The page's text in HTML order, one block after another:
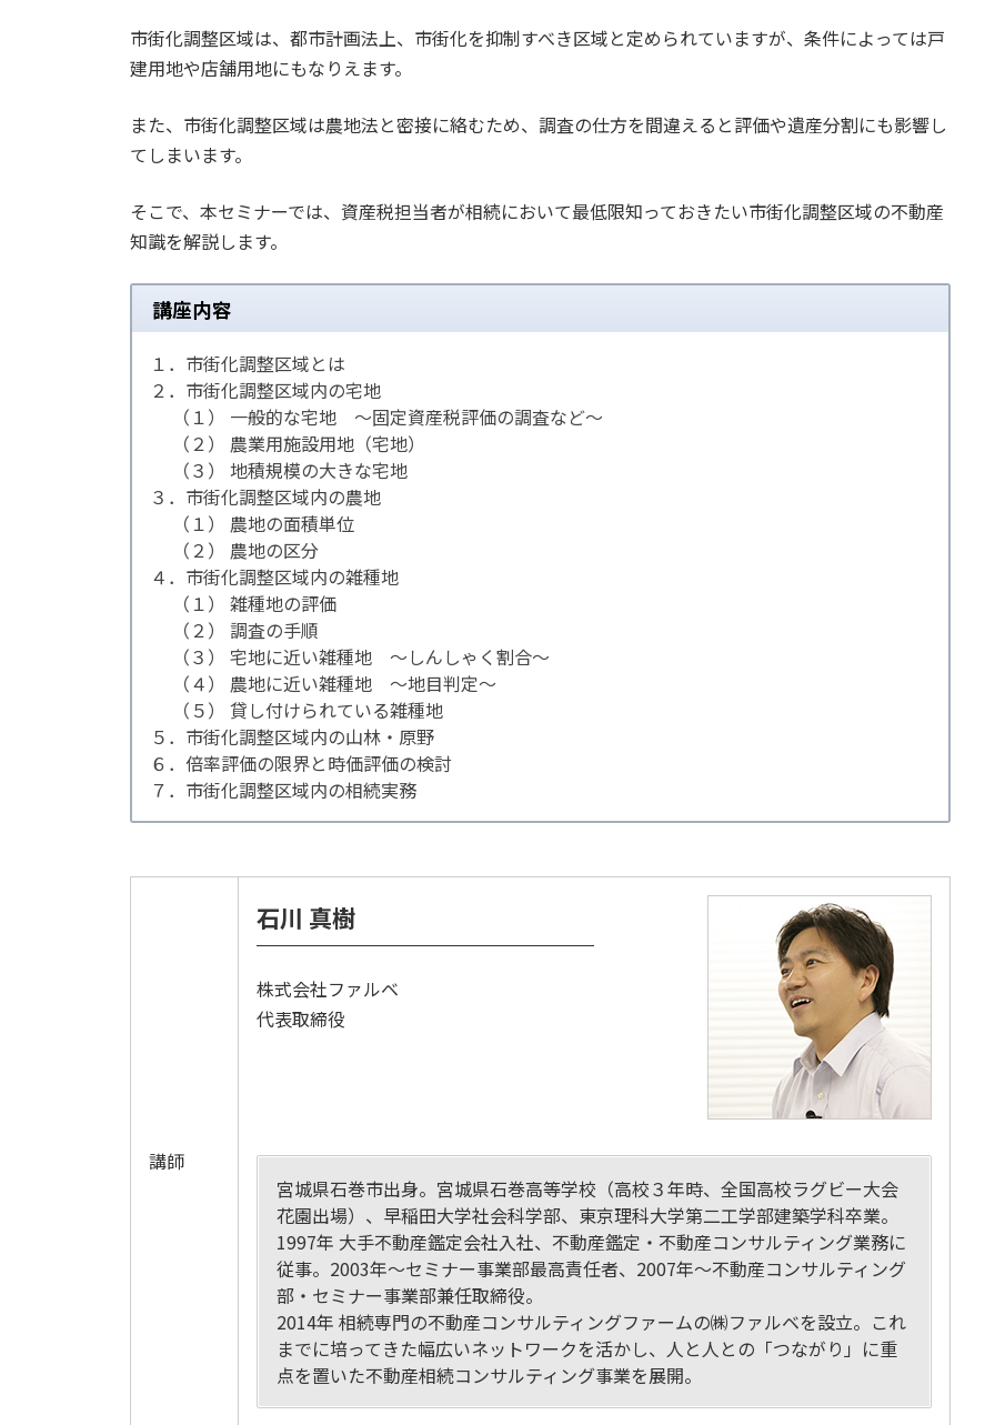
市街化調整区域は、都市計画法上、市街化を抑制すべき区域と定められていますが、条件によっては戸
建用地や店舗用地にもなりえます。
また、市街化調整区域は農地法と密接に絡むため、調査の仕方を間違えると評価や遺産分割にも影響し
てしまいます。
そこで、本セミナーでは、資産税担当者が相続において最低限知っておきたい市街化調整区域の不動産
知識を解説します。
講座内容
１．市街化調整区域とは
２．市街化調整区域内の宅地
（１） 一般的な宅地 ～固定資産税評価の調査など～
（２） 農業用施設用地（宅地）
（３） 地積規模の大きな宅地
３．市街化調整区域内の農地
（１） 農地の面積単位
（２） 農地の区分
４．市街化調整区域内の雑種地
（１） 雑種地の評価
（２） 調査の手順
（３） 宅地に近い雑種地 ～しんしゃく割合～
（４） 農地に近い雑種地 ～地目判定～
（５） 貸し付けられている雑種地
５．市街化調整区域内の山林・原野
６．倍率評価の限界と時価評価の検討
７．市街化調整区域内の相続実務
講師
石川 真樹
株式会社ファルベ
代表取締役
宮城県石巻市出身。宮城県石巻高等学校（高校３年時、全国高校ラグビー大会
花園出場）、早稲田大学社会科学部、東京理科大学第二工学部建築学科卒業。
1997年 大手不動産鑑定会社入社、不動産鑑定・不動産コンサルティング業務に
従事。2003年～セミナー事業部最高責任者、2007年～不動産コンサルティング
部・セミナー事業部兼任取締役。
2014年 相続専門の不動産コンサルティングファームの㈱ファルベを設立。これ
までに培ってきた幅広いネットワークを活かし、人と人との「つながり」に重
点を置いた不動産相続コンサルティング事業を展開。